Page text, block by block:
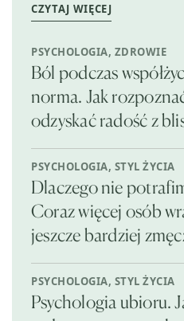
CZYTAJ WIĘCEJ
PSYCHOLOGIA, ZDROWIE
Ból podczas
norma. Jak
odzyskać radość z
PSYCHOLOGIA, STYL ŻYCIA
Dlaczego nie
Coraz więcej osób
jeszcze bardziej
PSYCHOLOGIA, STYL ŻYCIA
Psychologia ubioru.